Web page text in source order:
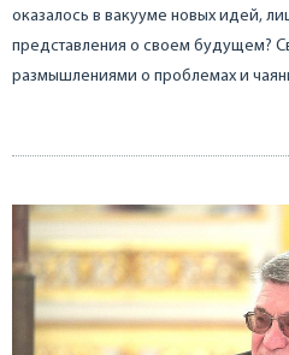
оказалось в вакууме новых идей,
представления о своем будущем?
размышлениями о проблемах и